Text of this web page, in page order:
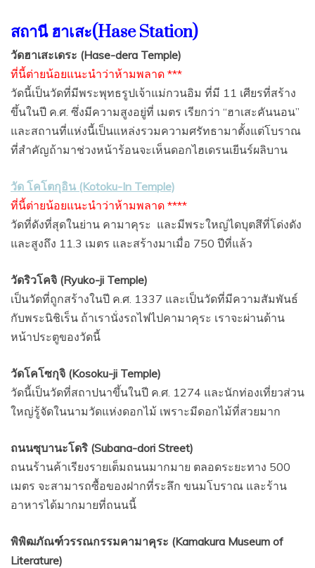
สถานี ฮาเสะ(Hase Station)
วัดฮาเสะเดระ (Hase-dera Temple)
ที่นี้ต่ายน้อยแนะนำว่าห้ามพลาด ***
วัดนี้เป็นวัดที่มีพระพุทธรูปเจ้าแม่กวนอิม ที่มี 11 เศียรที่สร้าง
ขึ้นในปี ค.ศ. ซึ่งมีความสูงอยู่ที่ เมตร เรียกว่า “ฮาเสะคันนอน”
และสถานที่แห่งนี้เป็นแหล่งรวมความศรัทธามาตั้งแต่โบราณ
ที่สำคัญถ้ามาช่วงหน้าร้อนจะเห็นดอกไฮเดรนเยีนร์ผลิบาน
วัด โคโตกุอิน (Kotoku-In Temple)
ที่นี้ต่ายน้อยแนะนำว่าห้ามพลาด ****
วัดที่ดังที่สุดในย่าน คามาคุระ และมีพระใหญ่ไดบุตสึที่โด่งดัง
และสูงถึง 11.3 เมตร และสร้างมาเมื่อ 750 ปีที่แล้ว
วัดริวโคจิ (Ryuko-ji Temple)
เป็นวัดที่ถูกสร้างในปี ค.ศ. 1337 และเป็นวัดที่มีความสัมพันธ์
กับพระนิชิเร็น ถ้าเรานั่งรถไฟไปคามาคุระ เราจะผ่านด้าน
หน้าประตูของวัดนี้
วัดโคโซกุจิ (Kosoku-ji Temple)
วัดนี้เป็นวัดที่สถาปนาขึ้นในปี ค.ศ. 1274 และนักท่องเที่ยวส่วน
ใหญ่รู้จัดในนามวัดแห่งดอกไม้ เพราะมีดอกไม้ที่สวยมาก
ถนนซุบานะโดริ (Subana-dori Street)
ถนนร้านค้าเรียงรายเต็มถนนมากมาย ตลอดระยะทาง 500
เมตร จะสามารถซื้อของฝากที่ระลึก ขนมโบราณ และร้าน
อาหารได้มากมายที่ถนนนี้
พิพิฒภัณฑ์วรรณกรรมคามาคุระ (Kamakura Museum of
Literature)